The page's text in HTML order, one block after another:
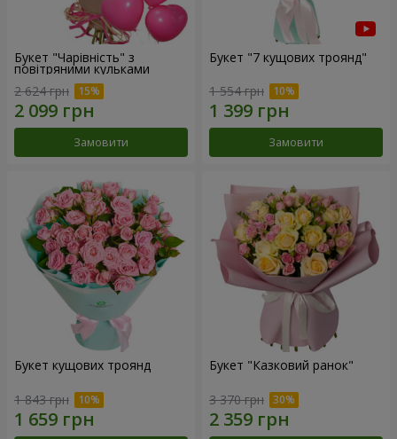
Букет "Чарівність" з
повітряними кульками
2 624 грн
Замовити
Букет "7 кущових троянд"
1 554 грн
Замовити
Букет кущових троянд
1 843 грн
Букет "Казковий ранок"
3 370 грн